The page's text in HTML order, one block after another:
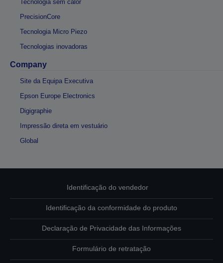
Tecnologia sem calor
PrecisionCore
Tecnologia Micro Piezo
Tecnologias inovadoras
Company
Site da Equipa Executiva
Epson Europe Electronics
Digigraphie
Impressão direta em vestuário
Global
Identificação do vendedor
Identificação da conformidade do produto
Declaração de Privacidade das Informações
Formulário de retratação